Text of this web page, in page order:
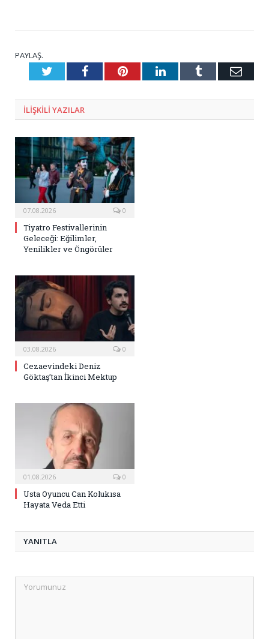
PAYLAŞ.
TwitterFacebookPinterestLinkedInTumblr E-
ILIŞKILI YAZILAR
07.08.2026 0
Tiyatro Festivallerinin
Geleceği: Eğilimler,
Yenilikler ve Öngörüler
03.08.2026 0
Cezaevindeki Deniz
Göktaş’tan İkinci Mektup
01.08.2026 0
Usta Oyuncu Can Kolukısa
Hayata Veda Etti
YANITLA